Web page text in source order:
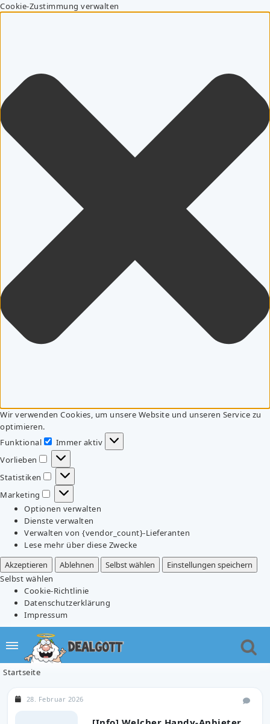
Cookie-Zustimmung verwalten
Wir verwenden Cookies, um unsere Website und unseren Service zu
optimieren.
Funktional
Funktional
Immer aktiv
Vorlieben
Vorlieben
Statistiken
Statistiken
Marketing
Marketing
Optionen verwalten
Dienste verwalten
Verwalten von {vendor_count}-Lieferanten
Lese mehr über diese Zwecke
Akzeptieren
Ablehnen Selbst wählen
Einstellungen speichern
Selbst wählen
Cookie-Richtlinie
Datenschutzerklärung
Impressum
Startseite
28. Februar 2026